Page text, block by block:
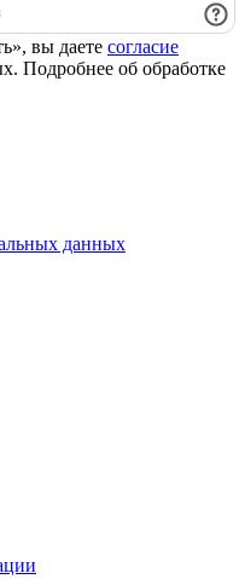
вы даете согласие
Подробнее об обработке
данных